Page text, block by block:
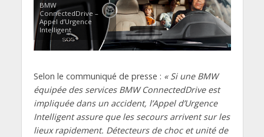
BMW
ConnectedDrive –
Appel d’Urgence
Intelligent
Selon le communiqué de presse : « Si une BMW
équipée des services BMW ConnectedDrive est
impliquée dans un accident, l’Appel d’Urgence
Intelligent assure que les secours arrivent sur les
lieux rapidement. Détecteurs de choc et unité de